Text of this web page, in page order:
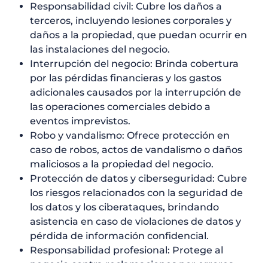
Responsabilidad civil: Cubre los daños a
terceros, incluyendo lesiones corporales y
daños a la propiedad, que puedan ocurrir en
las instalaciones del negocio.
Interrupción del negocio: Brinda cobertura
por las pérdidas financieras y los gastos
adicionales causados por la interrupción de
las operaciones comerciales debido a
eventos imprevistos.
Robo y vandalismo: Ofrece protección en
caso de robos, actos de vandalismo o daños
maliciosos a la propiedad del negocio.
Protección de datos y ciberseguridad: Cubre
los riesgos relacionados con la seguridad de
los datos y los ciberataques, brindando
asistencia en caso de violaciones de datos y
pérdida de información confidencial.
Responsabilidad profesional: Protege al